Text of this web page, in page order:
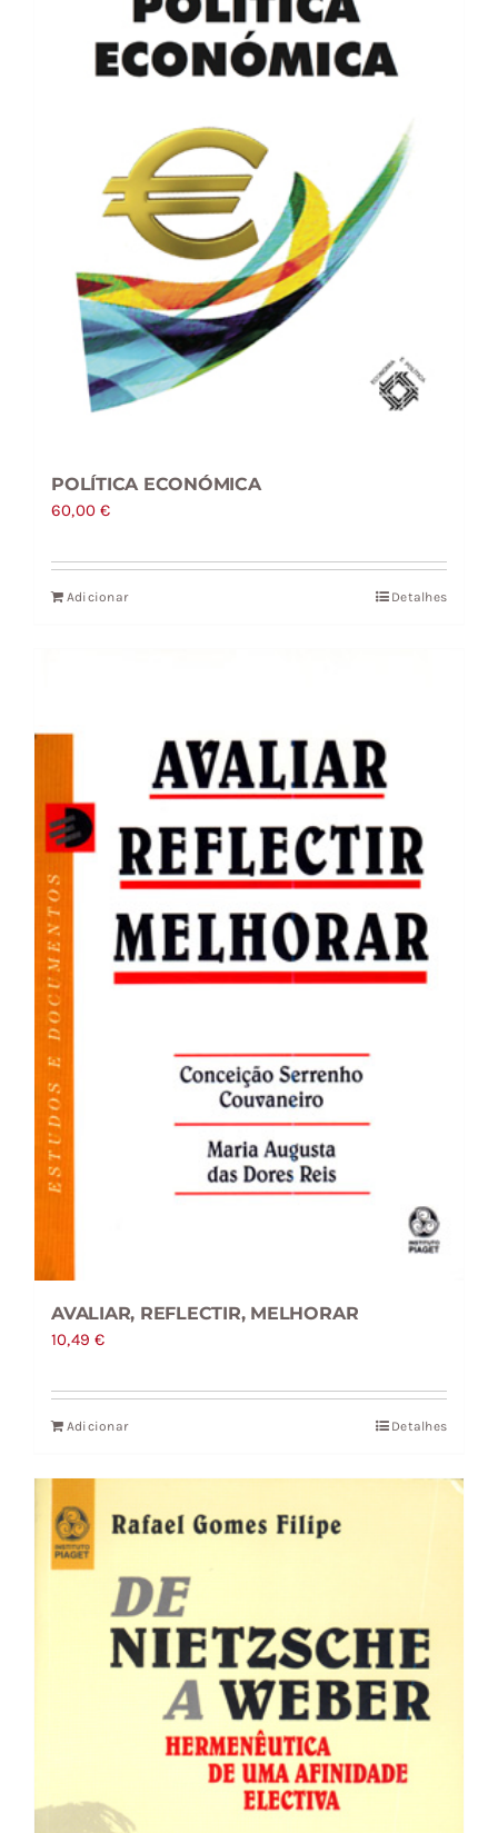
POLÍTICA ECONÓMICA
60,00€
Adicionar Detalhes
AVALIAR, REFLECTIR, MELHORAR
10,49€
Adicionar Detalhes